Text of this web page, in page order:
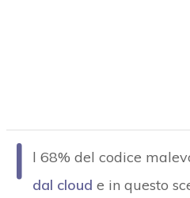
I l 68% del codice
dal cloud e in questo